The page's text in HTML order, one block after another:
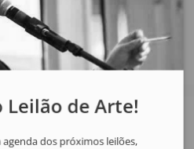
Leilão de Arte!
dos próximos leilões,